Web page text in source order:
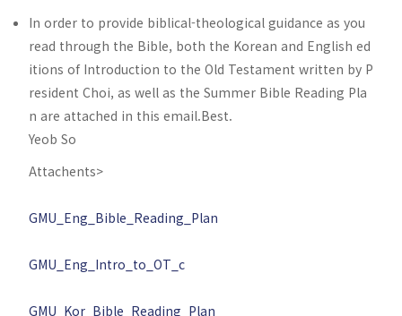
In order to provide biblical-theological guidance as you
read through the Bible, both the Korean and English ed
itions of Introduction to the Old Testament written by P
resident Choi, as well as the Summer Bible Reading Pla
n are attached in this email.Best.
Yeob So
Attachents>
GMU_Eng_Bible_Reading_Plan
GMU_Eng_Intro_to_OT_c
GMU_Kor_Bible_Reading_Plan